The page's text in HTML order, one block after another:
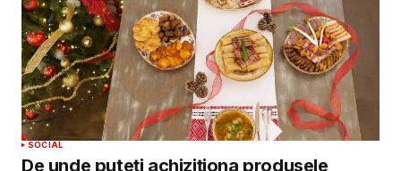
SOCIAL
De unde puteți achiziționa produsele